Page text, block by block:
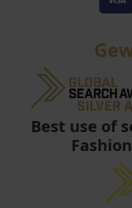
Best use of
Fashion